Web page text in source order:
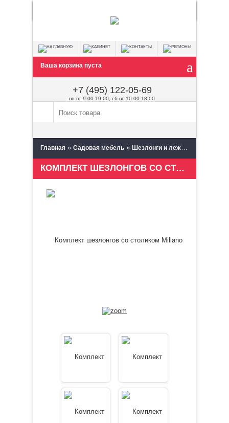
Ваша корзина пуста
+7 (495) 122-05-69
пн-пт 9:00-19:00, сб-вс 10:00-18:00
Главная » Садовая мебель » Шезлонги и лежаки
КОМПЛЕКТ ШЕЗЛОНГОВ СО СТОЛИКОМ MILLANO